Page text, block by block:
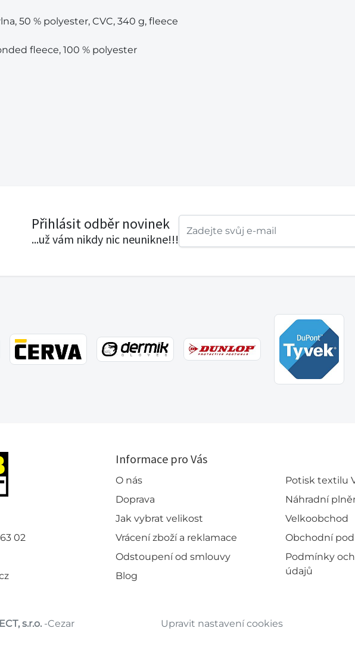
50 % polyester, CVC, 340 g, fleece
fleece, 100 % polyester
Přihlásit odběr novinek
...už vám nikdy nic neunikne!!!
02
Informace pro Vás
O nás
Doprava
Jak vybrat velikost
Vrácení zboží a reklamace
Odstoupení od smlouvy
Blog
Potisk textilu
Náhradní
Velkoobchod
Obchodní
Podmínky
údajů
s.r.o. -Cezar
Upravit nastavení cookies